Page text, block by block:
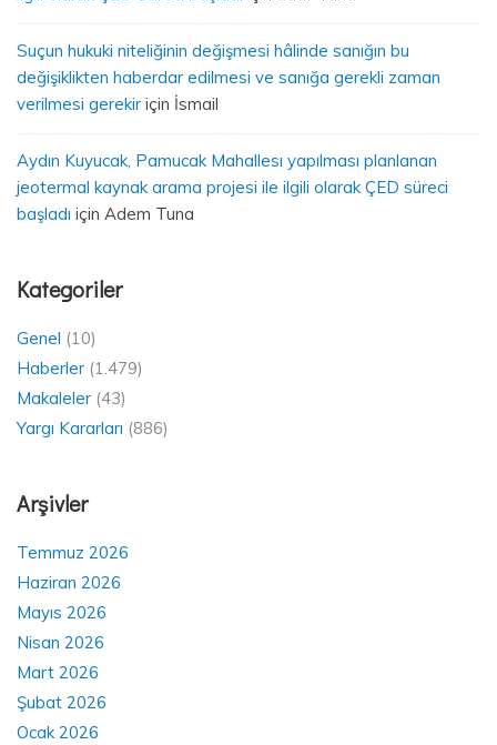
Suçun hukuki niteliğinin değişmesi hâlinde sanığın bu
değişiklikten haberdar edilmesi ve sanığa gerekli zaman
verilmesi gerekir için İsmail
Aydın Kuyucak, Pamucak Mahallesı yapılması planlanan
jeotermal kaynak arama projesi ile ilgili olarak ÇED süreci
başladı için Adem Tuna
Kategoriler
Genel (10)
Haberler (1.479)
Makaleler (43)
Yargı Kararları (886)
Arşivler
Temmuz 2026
Haziran 2026
Mayıs 2026
Nisan 2026
Mart 2026
Şubat 2026
Ocak 2026